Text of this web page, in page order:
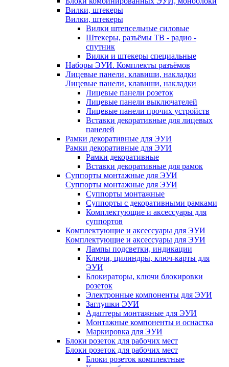
Вилки, штекеры
Вилки, штекеры
Вилки штепсельные силовые
Штекеры, разъёмы ТВ - радио -
спутник
Вилки и штекеры специальные
Наборы ЭУИ. Комплекты разъёмов
Лицевые панели, клавиши, накладки
Лицевые панели, клавиши, накладки
Лицевые панели розеток
Лицевые панели выключателей
Лицевые панели прочих устройств
Вставки декоративные для лицевых
панелей
Рамки декоративные для ЭУИ
Рамки декоративные для ЭУИ
Рамки декоративные
Вставки декоративные для рамок
Суппорты монтажные для ЭУИ
Суппорты монтажные для ЭУИ
Суппорты монтажные
Суппорты с декоративными рамками
Комплектующие и аксессуары для
суппортов
Комплектующие и аксессуары для ЭУИ
Комплектующие и аксессуары для ЭУИ
Лампы подсветки, индикации
Ключи, цилиндры, ключ-карты для
ЭУИ
Блокираторы, ключи блокировки
розеток
Электронные компоненты для ЭУИ
Заглушки ЭУИ
Адаптеры монтажные для ЭУИ
Монтажные компоненты и оснастка
Маркировка для ЭУИ
Блоки розеток для рабочих мест
Блоки розеток для рабочих мест
Блоки розеток комплектные